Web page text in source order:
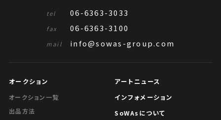
tel 06-6363-3033
fax 06-6363-3100
mail info@sowas-group.com
オークション
オークション一覧
出品方法
アートニュース
インフォメーション
SoWAsについて